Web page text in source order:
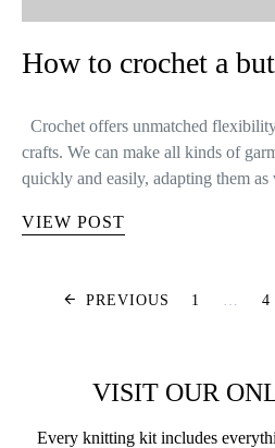
How to crochet a
Crochet offers unmatched
crafts. We can make all kinds of
quickly and easily, adapting them
VIEW POST
PREVIOUS 1 … 4
VISIT OUR
Every knitting kit includes